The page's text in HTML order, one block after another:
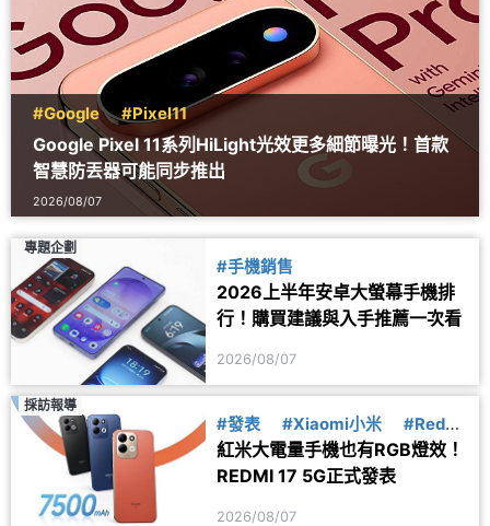
#Google #Pixel11
Google Pixel 11系列HiLight光效更多細節曝光！首款
智慧防丟器可能同步推出
2026/08/07
專題企劃
#手機銷售
2026上半年安卓大螢幕手機排
行！購買建議與入手推薦一次看
2026/08/07
採訪報導
#發表 #Xiaomi小米
#Redmi
紅米
紅米大電量手機也有RGB燈效！
REDMI 17 5G正式發表
2026/08/07